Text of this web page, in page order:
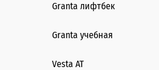
Granta лифтбек
Granta учебная
Vesta AT